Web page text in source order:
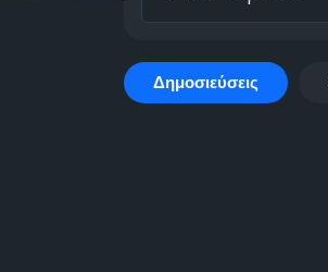
Δημοσιεύσεις